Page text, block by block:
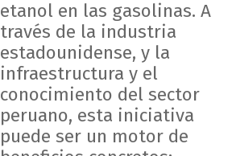
etanol en las gasolinas. A
través de la industria
estadounidense, y la
infraestructura y el
conocimiento del sector
peruano, esta iniciativa
puede ser un motor de